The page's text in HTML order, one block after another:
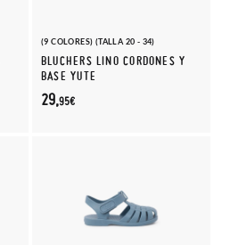
(9 COLORES) (TALLA 20 - 34)
BLUCHERS LINO CORDONES Y
BASE YUTE
29,95€